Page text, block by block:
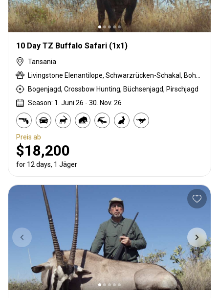
10 Day TZ Buffalo Safari (1x1)
Tansania
Bogenjagd, Crossbow Hunting, Büchsenjagd, Pirschjagd
Season: 1. Juni 26 - 30. Nov. 26
Preis ab
$18,200
for 12 days, 1 Jäger